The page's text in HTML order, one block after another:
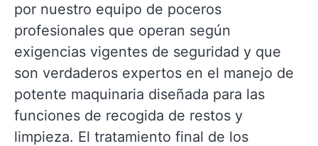
por nuestro equipo de poceros
profesionales que operan según
exigencias vigentes de seguridad y que
son verdaderos expertos en el manejo de
potente maquinaria diseñada para las
funciones de recogida de restos y
limpieza. El tratamiento final de los